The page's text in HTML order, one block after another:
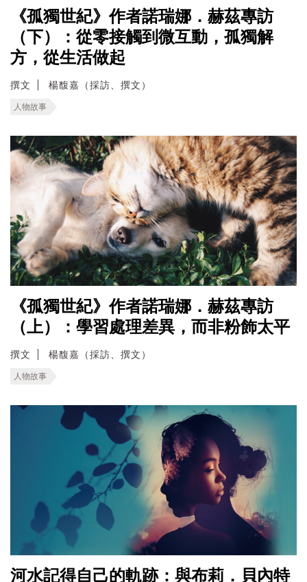
《孤獨世紀》作者諾瑞娜．赫茲專訪
（下）：從零接觸到微互動，孤獨解
方，從生活做起
撰文 楊馥嘉（採訪、撰文）
人物故事
《孤獨世紀》作者諾瑞娜．赫茲專訪
（上）：學習處理差異，而非粉飾太平
撰文 楊馥嘉（採訪、撰文）
人物故事
河水記得自己的軌跡：與布莉．貝內特